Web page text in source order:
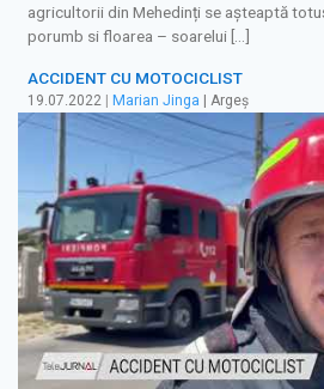
agricultorii din Mehedinți se așteaptă
porumb si floarea – soarelui […]
ACCIDENT CU MOTOCICLIST
19.07.2022 | Marian Jinga | Argeș